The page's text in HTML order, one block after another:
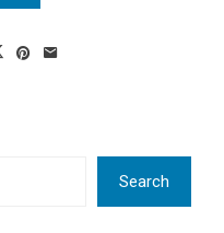
Search